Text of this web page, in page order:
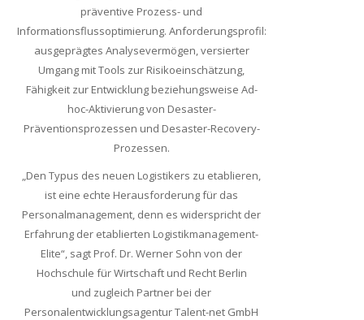
präventive Prozess- und
Informationsflussoptimierung. Anforderungsprofil:
ausgeprägtes Analysevermögen, versierter
Umgang mit Tools zur Risikoeinschätzung,
Fähigkeit zur Entwicklung beziehungsweise Ad-
hoc-Aktivierung von Desaster-
Präventionsprozessen und Desaster-Recovery-
Prozessen.
„Den Typus des neuen Logistikers zu etablieren,
ist eine echte Herausforderung für das
Personalmanagement, denn es widerspricht der
Erfahrung der etablierten Logistikmanagement-
Elite“, sagt Prof. Dr. Werner Sohn von der
Hochschule für Wirtschaft und Recht Berlin
und zugleich Partner bei der
Personalentwicklungsagentur Talent-net GmbH